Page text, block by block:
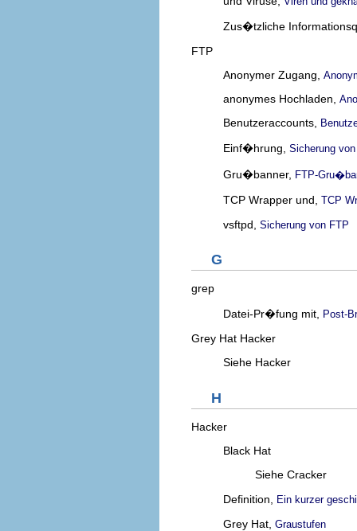
Zus�tzliche
FTP
Anonymer Zugang,
anonymes Hochladen,
Benutzeraccounts,
Einf�hrung, Sicherung
Gru�banner, FTP-
TCP Wrapper und, TCP
vsftpd, Sicherung von FTP
G
grep
Datei-Pr�fung mit,
Post-
Grey Hat Hacker
Siehe Hacker
H
Hacker
Black Hat
Siehe Cracker
Definition, Ein kurzer
Grey Hat, Graustufen